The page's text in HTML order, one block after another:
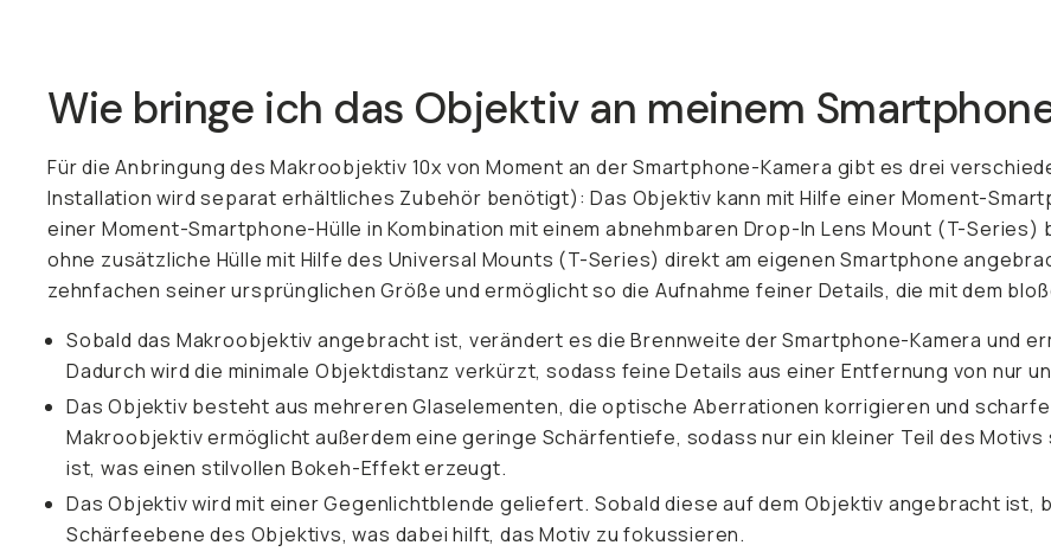
Wie bringe ich das Objektiv an meinem
Für die Anbringung des Makroobjektiv 10x von Moment an der Smartphone-Kamera gibt es drei
Installation wird separat erhältliches Zubehör benötigt): Das Objektiv kann mit Hilfe einer Moment-
einer Moment-Smartphone-Hülle in Kombination mit einem abnehmbaren Drop-In Lens Mount (T-
ohne zusätzliche Hülle mit Hilfe des Universal Mounts (T-Series) direkt am eigenen Smartphone
zehnfachen seiner ursprünglichen Größe und ermöglicht so die Aufnahme feiner Details, die mit dem
Sobald das Makroobjektiv angebracht ist, verändert es die Brennweite der Smartphone-Kamera und
Dadurch wird die minimale Objektdistanz verkürzt, sodass feine Details aus einer Entfernung von nur
Das Objektiv besteht aus mehreren Glaselementen, die optische Aberrationen korrigieren und
Makroobjektiv ermöglicht außerdem eine geringe Schärfentiefe, sodass nur ein kleiner Teil des
ist, was einen stilvollen Bokeh-Effekt erzeugt.
Das Objektiv wird mit einer Gegenlichtblende geliefert. Sobald diese auf dem Objektiv angebracht ist,
Schärfeebene des Objektivs, was dabei hilft, das Motiv zu fokussieren.